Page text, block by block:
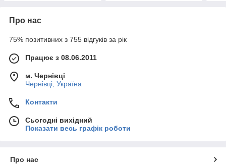
Про нас
75% позитивних з 755 відгуків за рік
Працює з 08.06.2011
м. Чернівці
Чернівці, Україна
Контакти
Сьогодні вихідний
Показати весь графік роботи
Про нас